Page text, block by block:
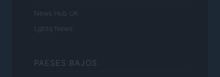
News Hub UK
Lgbtq News
PAESES BAJOS